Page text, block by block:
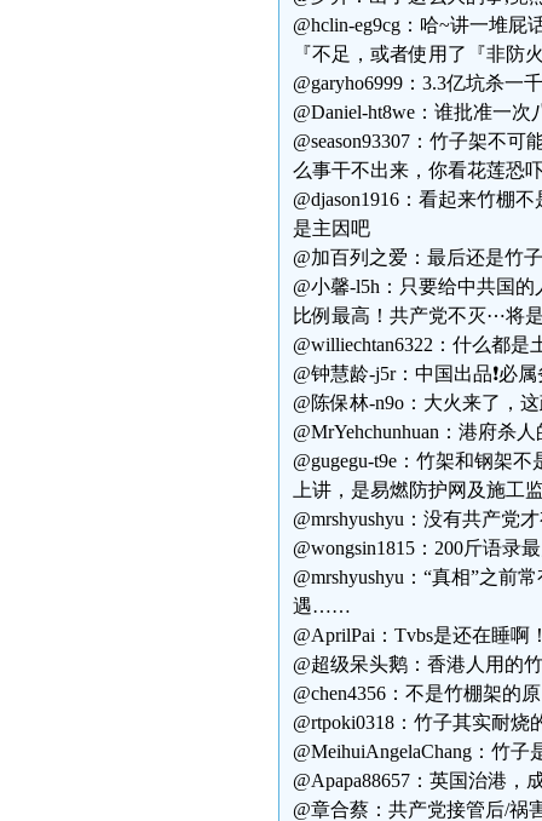
@hclin-eg9cg：哈~讲一堆
『不足，或者使用了『非防
@garyho6999：3.3亿坑杀一
@Daniel-ht8we：谁批准一
@season93307：竹子架不
么事干不出来，你看花莲恐
@djason1916：看起来竹棚
是主因吧
@加百列之爱：最后还是竹
@小馨-l5h：只要给中共国
比例最高！共产党不灭⋯将
@williechtan6322：什么都
@钟慧龄-j5r：中国出品❗️必
@陈保林-n9o：大火来了，
@MrYehchunhuan：港府杀
@gugegu-t9e：竹架和钢架
上讲，是易燃防护网及施工
@mrshyushyu：没有共产党
@wongsin1815：200斤语录
@mrshyushyu：“真相”之
遇……
@AprilPai：Tvbs是还在睡
@超级呆头鹅：香港人用的
@chen4356：不是竹棚架的
@rtpoki0318：竹子其实耐烧
@MeihuiAngelaChang：竹
@Apapa88657：英国治港，
@章合蔡：共产党接管后/祸